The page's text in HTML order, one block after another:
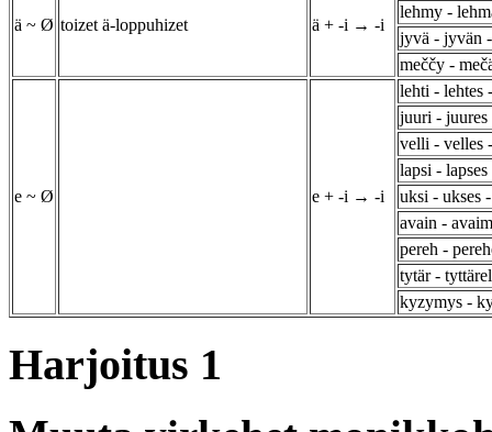
ä ~ Ø toizet ä-loppuhizet ä + -i → -i
lehmy -
jyvä - jyvän
meččy -
e ~ Ø e + -i → -i
lehti - lehtes
juuri - juures
velli - velles
lapsi - lapses
uksi - ukses
avain -
pereh -
tytär -
kyzymys -
Harjoitus 1